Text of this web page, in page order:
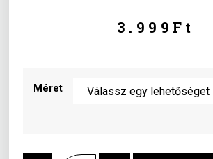
3.999 Ft
Méret